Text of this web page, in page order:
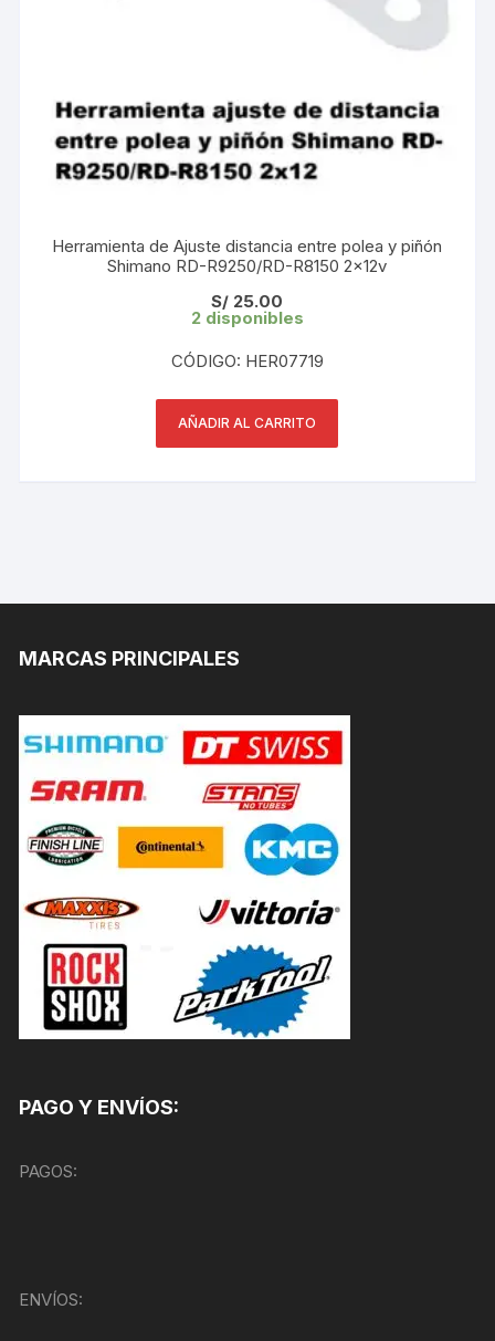
Herramienta de Ajuste distancia entre polea y piñón
Shimano RD-R9250/RD-R8150 2x12v
S/ 25.00
2 disponibles
CÓDIGO: HER07719
AÑADIR AL CARRITO
MARCAS PRINCIPALES
PAGO Y ENVÍOS:
PAGOS:
ENVÍOS: